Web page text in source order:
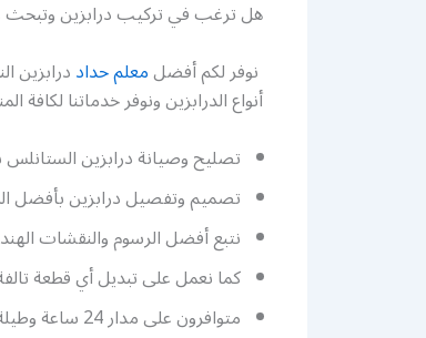
هل ترغب في تركيب درابزين
نوفر لكم أفضلمعلم حداددرابزين
أنواع الدرابزين ونوفر خدماتنا
تصليح وصيانة درابزين الستانلس
تصميم وتفصيل درابزين بأفضل
نتبع أفضل الرسوم والنقشات
كما نعمل على تبديل أي قطعة
متوافرون على مدار 24 ساعة وطيلة أيام الأسبوع اطلب